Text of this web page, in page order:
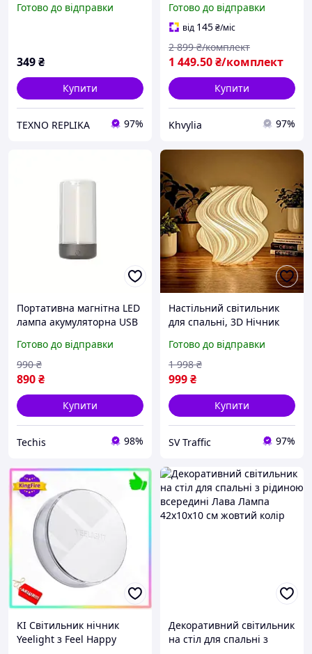
настінний світильник для
Готово до відправки
349₴
Купити
TEXNO REPLIKA 97%
акумуляторний нічник,
настільна лампа для
спальні
Готово до відправки
від 145₴/міс
1 449.50₴/комплект
2 899 ₴/комплект
Купити
Khvylia 97%
Портативна магнітна LED
лампа акумуляторна USB
яскравості настільний
світильник для спальні,
читання та кемпінгу
Готово до відправки
890₴
990 ₴
Купити
Techis 98%
Настільний світильник
для спальні, 3D Нічник
Нічна лампа з режимами
світіння в розетку
25*25*24 см
Готово до відправки
999₴
1 998 ₴
Купити
SV Traffic 97%
KI Світильник нічник
Yeelight з Feel Happy
Декоративний світильник
на стіл для спальні з